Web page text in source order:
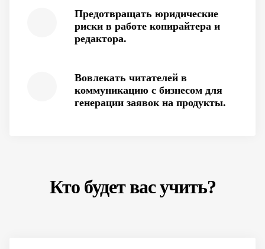
Предотвращать юридические
риски в работе копирайтера и
редактора.
Вовлекать читателей в
коммуникацию с бизнесом для
генерации заявок на продукты.
Кто будет вас учить?